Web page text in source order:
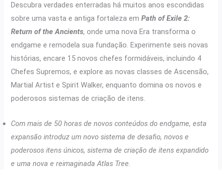
at
s
A
p
p
ce
b
o
o
k
e
gr
a
m
ail py
Li
n
k
ar
e
Descubra verdades enterradas há muitos anos escondidas
sobre uma vasta e antiga fortaleza emPath of Exile 2:
Return of the Ancients, onde uma nova Era transforma o
endgame e remodela sua fundação. Experimente seis novas
histórias, encare 15 novos chefes formidáveis, incluindo 4
Chefes Supremos, e explore as novas classes de Ascensão,
Martial Artist e Spirit Walker, enquanto domina os novos e
poderosos sistemas de criação de itens.
Com mais de 50 horas de novos conteúdos do endgame, esta
expansão introduz um novo sistema de desafio, novos e
poderosos itens únicos, sistema de criação de itens expandido
e uma nova e reimaginada Atlas Tree.